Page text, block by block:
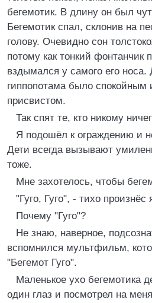
бегемотик. В длину он был
Бегемотик спал, склонив на
голову. Очевидно сон
потому как тонкий фонтанчик
вздымался у самого его
гиппопотама было спокойным
присвистом.
Так спят те, кто никому
Я подошёл к ограждению и
Дети всегда вызывают
тоже.
Мне захотелось, чтобы
"Гуго, Гуго", - тихо произнёс
Почему "Гуго"?
Не знаю, наверное,
вспомнился мультфильм,
"Бегемот Гуго".
Маленькое ухо бегемотика
один глаз и посмотрел на